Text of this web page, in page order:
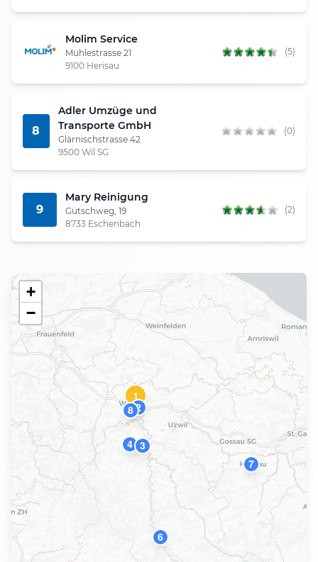
Molim Service
Mühlestrasse 21
9100 Herisau
(5)
8
Adler Umzüge und
Transporte GmbH
Glärnischstrasse 42
9500 Wil SG
(0)
9
Mary Reinigung
Gütschweg, 19
8733 Eschenbach
(2)
1
2
3
4
6
7
8
+
−